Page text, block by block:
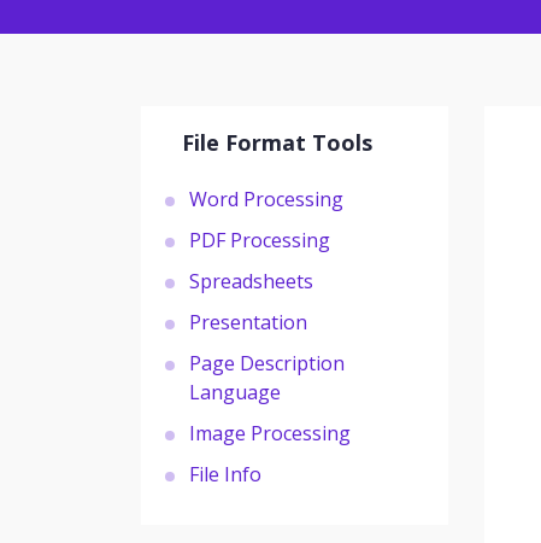
File Format Tools
Word Processing
PDF Processing
Spreadsheets
Presentation
Page Description
Language
Image Processing
File Info